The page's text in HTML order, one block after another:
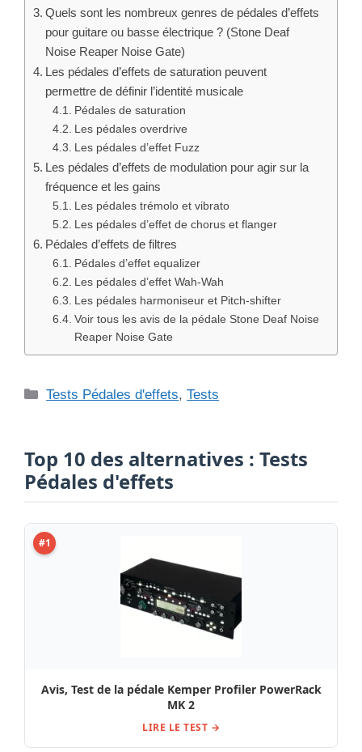
Quels sont les nombreux genres de pédales d’effets
pour guitare ou basse électrique ? (Stone Deaf
Noise Reaper Noise Gate)
Les pédales d’effets de saturation peuvent
permettre de définir l’identité musicale
Pédales de saturation
Les pédales overdrive
Les pédales d’effet Fuzz
Les pédales d’effets de modulation pour agir sur la
fréquence et les gains
Les pédales trémolo et vibrato
Les pédales d’effet de chorus et flanger
Pédales d’effets de filtres
Pédales d’effet equalizer
Les pédales d’effet Wah-Wah
Les pédales harmoniseur et Pitch-shifter
Voir tous les avis de la pédale Stone Deaf Noise
Reaper Noise Gate
Catégories
Tests Pédales d'effets,Tests
Top 10 des alternatives : Tests
Pédales d'effets
#1
Avis, Test de la pédale Kemper Profiler PowerRack
MK 2
LIRE LE TEST →